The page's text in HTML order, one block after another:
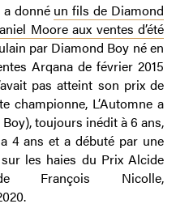
a donné un fils de Diamond
Moore aux ventes d’été
par Diamond Boy né en
Arqana de février 2015
pas atteint son prix de
championne, L’Automne a
toujours inédit à 6 ans,
4 ans et a débuté par une
les haies du Prix Alcide
François Nicolle,